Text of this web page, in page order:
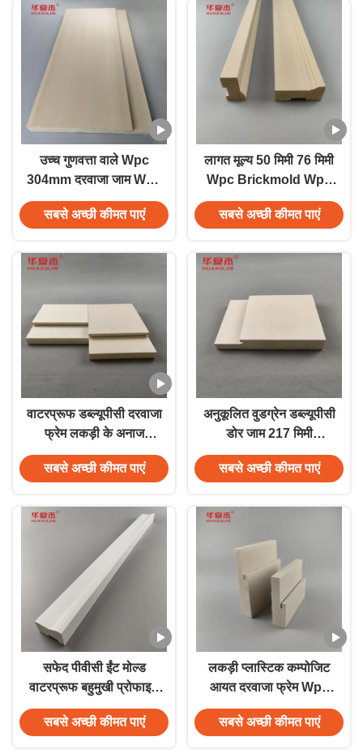
उच्च गुणवत्ता वाले Wpc
304mm दरवाजा जाम Wpc
दरवाजा फ्रेम लकड़ी के
अनाज पैटर्न
सबसे अच्छी कीमत पाएं
लागत मूल्य 50 मिमी 76 मिमी
Wpc Brickmold Wpc
दरवाजा फ्रेम लकड़ी के
अनाज बाहरी सजावट
सबसे अच्छी कीमत पाएं
वाटरप्रूफ डब्ल्यूपीसी दरवाजा
फ्रेम लकड़ी के अनाज
डब्ल्यूपीसी दरवाजा जाम घर
सजावट
सबसे अच्छी कीमत पाएं
अनुकूलित वुडग्रेन डब्ल्यूपीसी
डोर जाम 217 मिमी
एंटीकोरोशन फीडप्रूफ
सबसे अच्छी कीमत पाएं
सफेद पीवीसी ईंट मोल्ड
वाटरप्रूफ बहुमुखी प्रोफाइल
भवन आवश्यकताओं के लिए
सबसे अच्छी कीमत पाएं
लकड़ी प्लास्टिक कम्पोजिट
आयत दरवाजा फ्रेम Wpc
भवन निर्माण के लिए
सबसे अच्छी कीमत पाएं